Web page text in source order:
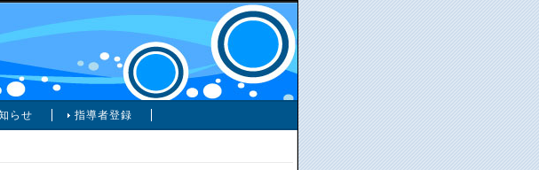
らせ 指導者登録